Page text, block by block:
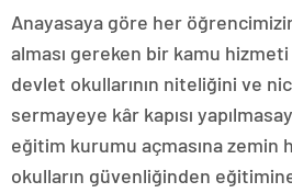
Anayasaya göre her
alması gereken bir kamu
devlet okullarının niteliğini ve
sermayeye kâr kapısı
eğitim kurumu açmasına zemin
okulların güvenliğinden